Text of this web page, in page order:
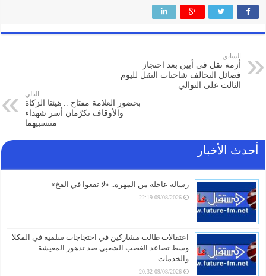
السابق
أزمة نقل في أبين بعد احتجاز
فصائل التحالف شاحنات النقل لليوم
الثالث على التوالي
التالي
بحضور العلامة مفتاح .. هيئتا الزكاة
والأوقاف تكرّمان أسر شهداء
منتسبيهما
أحدث الأخبار
رسالة عاجلة من المهرة.. «لا تقعوا في الفخ»
09/08/2026 22:19
اعتقالات طالت مشاركين في احتجاجات سلمية في المكلا
وسط تصاعد الغضب الشعبي ضد تدهور المعيشة
والخدمات
09/08/2026 20:32